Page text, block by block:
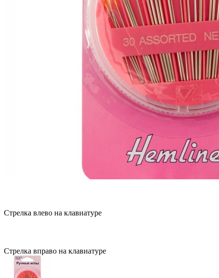
Стрелка влево на клавиатуре
Стрелка вправо на клавиатуре